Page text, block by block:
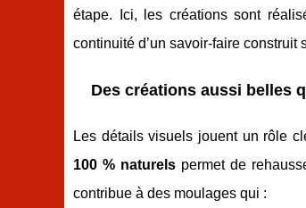
étape. Ici, les créations sont
continuité d’un savoir-faire construit
Des créations aussi belles
Les détails visuels jouent un rôle
100 % naturels permet de
contribue à des moulages qui :